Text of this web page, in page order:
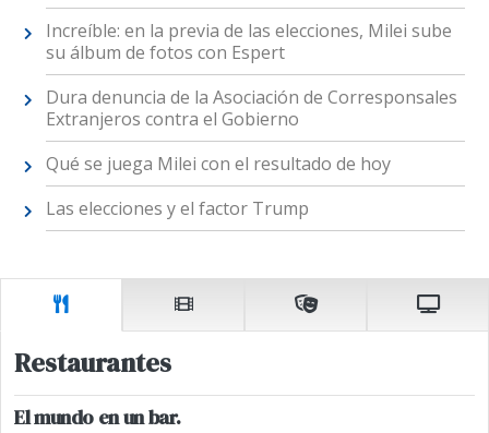
Increíble: en la previa de las elecciones, Milei sube
su álbum de fotos con Espert
Dura denuncia de la Asociación de Corresponsales
Extranjeros contra el Gobierno
Qué se juega Milei con el resultado de hoy
Las elecciones y el factor Trump
Restaurantes
El mundo en un bar.